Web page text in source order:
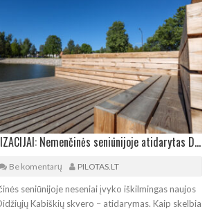
POILSIUI IR SOCIALIZACIJAI: Nemenčinės seniūnijoje atidarytas Didžiųjų Kabiškių skveras
Be komentarų PILOTAS.LT
seniūnijoje neseniai įvyko iškilmingas naujos
Kabiškių skvero – atidarymas. Kaip skelbia